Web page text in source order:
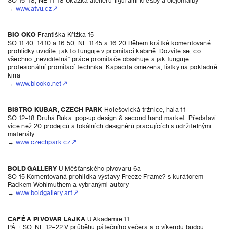
→ www.atvu.cz
BIO OKOFrantiška Křížka 15
SO 11.40, 14.10 a 16.50, NE 11.45 a 16.20 Během krátké komentované
prohlídky uvidíte, jak to funguje v promítací kabině. Dozvíte se, co
všechno „neviditelná“ práce promítače obsahuje a jak funguje
profesionální promítací technika. Kapacita omezena, lístky na pokladně
kina
→ www.biooko.net
BISTRO KUBAR, CZECH PARK Holešovická tržnice, hala 11
SO 12–18 Druhá Ruka: pop-up design & second hand market. Představí
více než 20 prodejců a lokálních designérů pracujících s udržitelnými
materiály
→ www.czechpark.cz
BOLD GALLERY U Měšťanského pivovaru 6a
SO 15 Komentovaná prohlídka výstavy Freeze Frame? s kurátorem
Radkem Wohlmuthem a vybranými autory
→ www.boldgallery.art
CAFÉ A PIVOVAR LAJKAU Akademie 11
PÁ + SO, NE 12–22 V průběhu pátečního večera a o víkendu budou